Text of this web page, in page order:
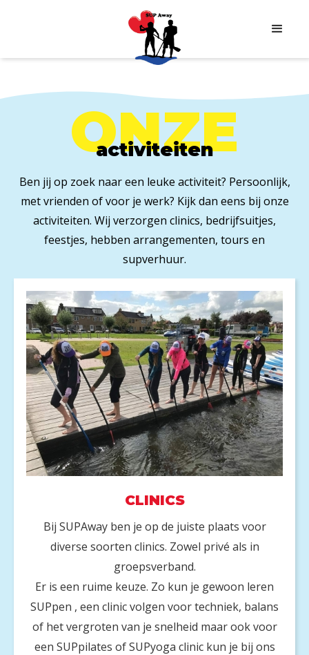
ONZE
activiteiten
Ben jij op zoek naar een leuke activiteit? Persoonlijk,
met vrienden of voor je werk? Kijk dan eens bij onze
activiteiten. Wij verzorgen clinics, bedrijfsuitjes,
feestjes, hebben arrangementen, tours en
supverhuur.
CLINICS
Bij SUPAway ben je op de juiste plaats voor
diverse soorten clinics. Zowel privé als in
groepsverband.
Er is een ruime keuze. Zo kun je gewoon leren
SUPpen , een clinic volgen voor techniek, balans
of het vergroten van je snelheid maar ook voor
een SUPpilates of SUPyoga clinic kun je bij ons